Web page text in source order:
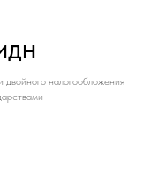
налогообложения